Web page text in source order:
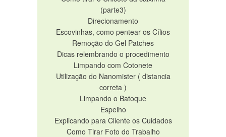
(parte3)
Direcionamento
Escovinhas, como pentear os Cílios
Remoção do Gel Patches
Dicas relembrando o procedimento
Limpando com Cotonete
Utilização do Nanomister ( distancia
correta )
Limpando o Batoque
Espelho
Explicando para Cliente os Cuidados
Como Tirar Foto do Trabalho